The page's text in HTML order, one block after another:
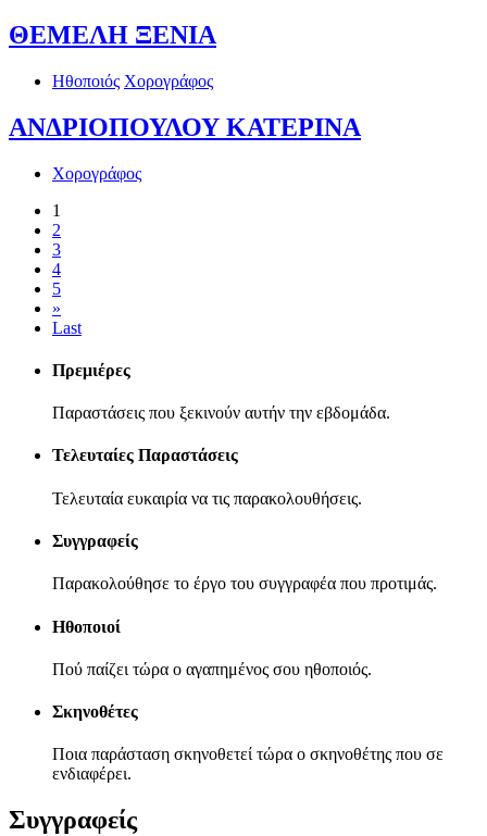
ΘΕΜΕΛΗ ΞΕΝΙΑ
Ηθοποιός Χορογράφος
ΑΝΔΡΙΟΠΟΥΛΟΥ ΚΑΤΕΡΙΝΑ
Χορογράφος
1
2
3
4
5
»
Last
Πρεμιέρες
Παραστάσεις που ξεκινούν αυτήν την εβδομάδα.
Τελευταίες Παραστάσεις
Τελευταία ευκαιρία να τις παρακολουθήσεις.
Συγγραφείς
Παρακολούθησε το έργο του συγγραφέα που προτιμάς.
Ηθοποιοί
Πού παίζει τώρα ο αγαπημένος σου ηθοποιός.
Σκηνοθέτες
Ποια παράσταση σκηνοθετεί τώρα ο σκηνοθέτης που σε
ενδιαφέρει.
Συγγραφείς